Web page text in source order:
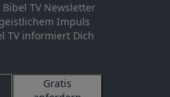
TV Newsletter
Impuls
TV informiert Dich
Gratis